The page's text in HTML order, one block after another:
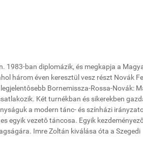
1983-ban diplomázik, és megkapja a
három éven keresztül vesz részt Novák
Bornemissza-Rossa-Novák:
Két turnékban és sikerekben
a modern tánc- és színházi
egyik vezetô táncosa. Egyik
Imre Zoltán kiválása óta a Szegedi